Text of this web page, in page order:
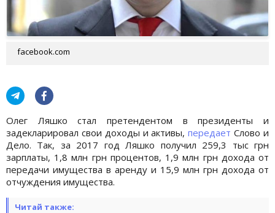
facebook.com
Олег Ляшко стал претендентом в президенты и
задекларировал свои доходы и активы,передает Слово и
Дело. Так, за 2017 год Ляшко получил 259,3 тыс грн
зарплаты, 1,8 млн грн процентов, 1,9 млн грн дохода от
передачи имущества в аренду и 15,9 млн грн дохода от
отчуждения имущества.
Читай также: